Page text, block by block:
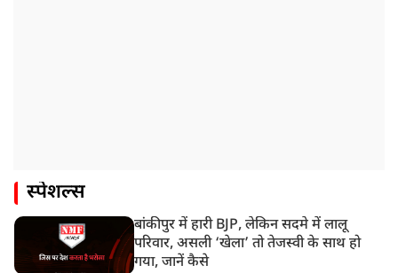
स्पेशल्स
बांकीपुर में हारी BJP, लेकिन सदमे में लालू
परिवार, असली ‘खेला’ तो तेजस्वी के साथ हो
गया, जानें कैसे